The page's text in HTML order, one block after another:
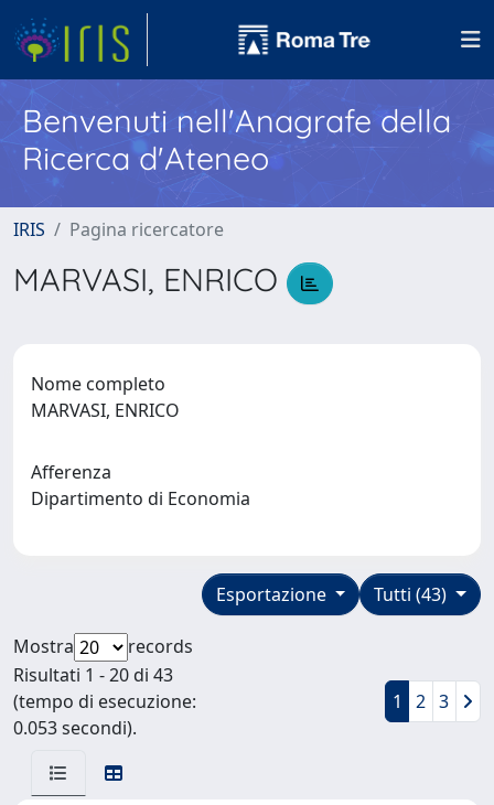
Benvenuti nell'Anagrafe della
Ricerca d'Ateneo
IRIS Pagina ricercatore
MARVASI, ENRICO
Nome completo
MARVASI, ENRICO
Afferenza
Dipartimento di Economia
Tutti (43)
Esportazione
Mostra
records
Risultati 1 - 20 di 43
(tempo di esecuzione:
0.053 secondi).
1 2 3